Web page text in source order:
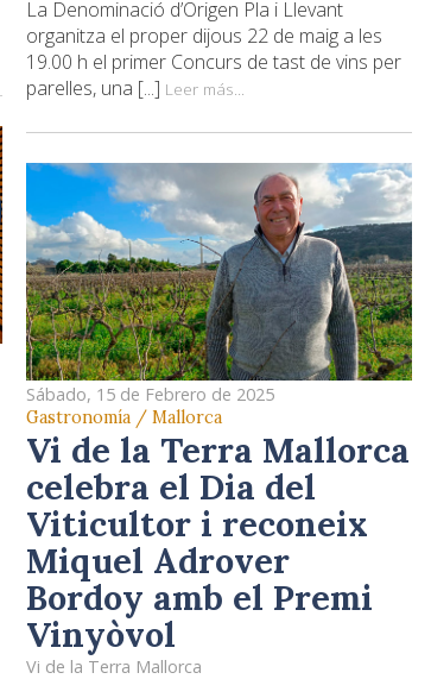
La Denominació d’Origen Pla i Llevant
organitza el proper dijous 22 de maig a les
19.00 h el primer Concurs de tast de vins per
parelles, una [...] Leer más...
Sábado, 15 de Febrero de 2025
Gastronomía / Mallorca
Vi de la Terra Mallorca
celebra el Dia del
Viticultor i reconeix
Miquel Adrover
Bordoy amb el Premi
Vinyòvol
Vi de la Terra Mallorca